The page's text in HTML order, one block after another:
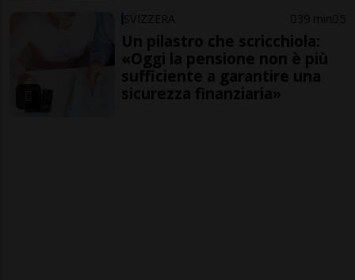
SVIZZERA 39 min 5
Un pilastro che scricchiola:
«Oggi la pensione non è più
sufficiente a garantire una
sicurezza finanziaria»